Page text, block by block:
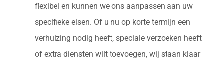
flexibel en kunnen we ons aanpassen aan uw
specifieke eisen. Of u nu op korte termijn een
verhuizing nodig heeft, speciale verzoeken heeft
of extra diensten wilt toevoegen, wij staan klaar